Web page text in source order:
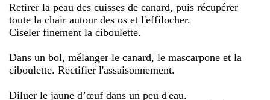
Retirer la peau des cuisses de canard, puis récupérer
toute la chair autour des os et l'effilocher.
Ciseler finement la ciboulette.
Dans un bol, mélanger le canard, le mascarpone et la
ciboulette. Rectifier l'assaisonnement.
Diluer le jaune d’œuf dans un peu d'eau.